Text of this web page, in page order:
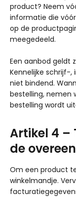
product? Neem
informatie die
op de
meegedeeld.
Een aanbod geldt
Kennelijke schrijf-
niet bindend.
bestelling, nemen
bestelling wordt
Artikel 4 –
de
Om een product
winkelmandje.